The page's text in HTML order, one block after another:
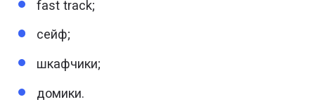
fast track;
сейф;
шкафчики;
домики.